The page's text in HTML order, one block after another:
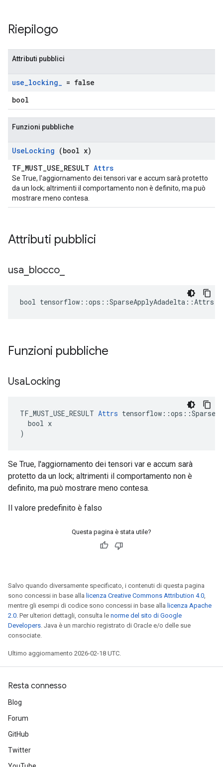
Riepilogo
Attributi pubblici
use_locking_ = false
bool
Funzioni pubbliche
UseLocking (bool x)
TF_MUST_USE_RESULT Attrs
Se True, l'aggiornamento dei tensori var e accum sarà protetto
da un lock; altrimenti il ​​comportamento non è definito, ma può
mostrare meno contesa.
Attributi pubblici
usa blocco
bool
Funzioni pubbliche
UsaLocking
TF_MUST_USE_RESULT Attrs
  bool x
)
Se True, l'aggiornamento dei tensori var e accum sarà
protetto da un lock; altrimenti il ​​comportamento non è
definito, ma può mostrare meno contesa.
Il valore predefinito è falso
Questa pagina è stata utile?
Salvo quando diversamente specificato, i contenuti di questa pagina
sono concessi in base alla licenza Creative Commons Attribution 4.0,
mentre gli esempi di codice sono concessi in base alla licenza Apache
2.0. Per ulteriori dettagli, consulta le norme del sito di Google
Developers. Java è un marchio registrato di Oracle e/o delle sue
consociate.
Ultimo aggiornamento 2026-02-18 UTC.
Resta connesso
Blog
Forum
GitHub
Twitter